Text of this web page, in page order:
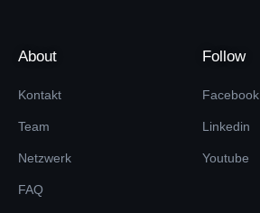
About
Kontakt
Team
Netzwerk
FAQ
Follow
Facebook
Linkedin
Youtube